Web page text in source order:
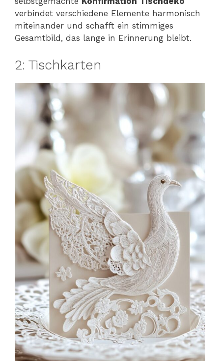
verbindet verschiedene Elemente harmonisch
miteinander und schafft ein stimmiges
Gesamtbild, das lange in Erinnerung bleibt.
2: Tischkarten